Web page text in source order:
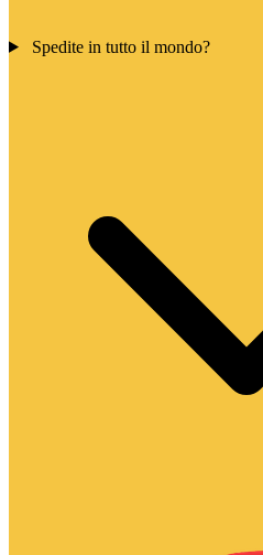
Spedite in tutto il mondo?